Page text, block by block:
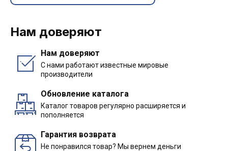
Нам доверяют
Нам доверяют
С нами работают известные мировые
производители
Обновление каталога
Каталог товаров регулярно расширяется и
пополняется
Гарантия возврата
Не понравился товар? Мы вернем деньги